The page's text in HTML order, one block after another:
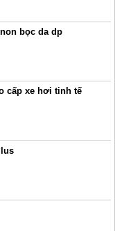
bọc da dp
cấp xe hơi tinh tế